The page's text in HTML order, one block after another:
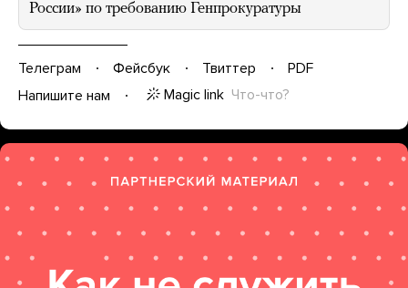
России» по требованию Генпрокуратуры
Телеграм Фейсбук Твиттер
PDF
Напишите нам
Magic link Что-что?